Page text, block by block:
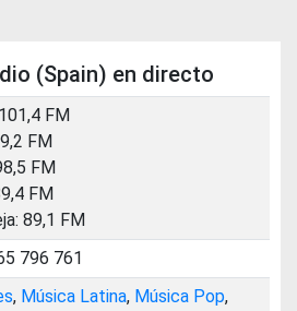
(Spain) en directo
FM
FM
FM
FM
89,1 FM
796 761
, Música Latina, Música Pop,